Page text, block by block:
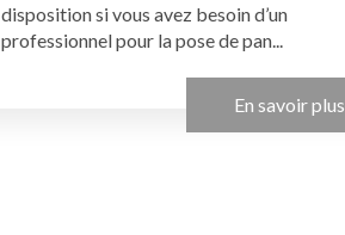
disposition si vous avez besoin d’un
professionnel pour la pose de pan...
En savoir plus